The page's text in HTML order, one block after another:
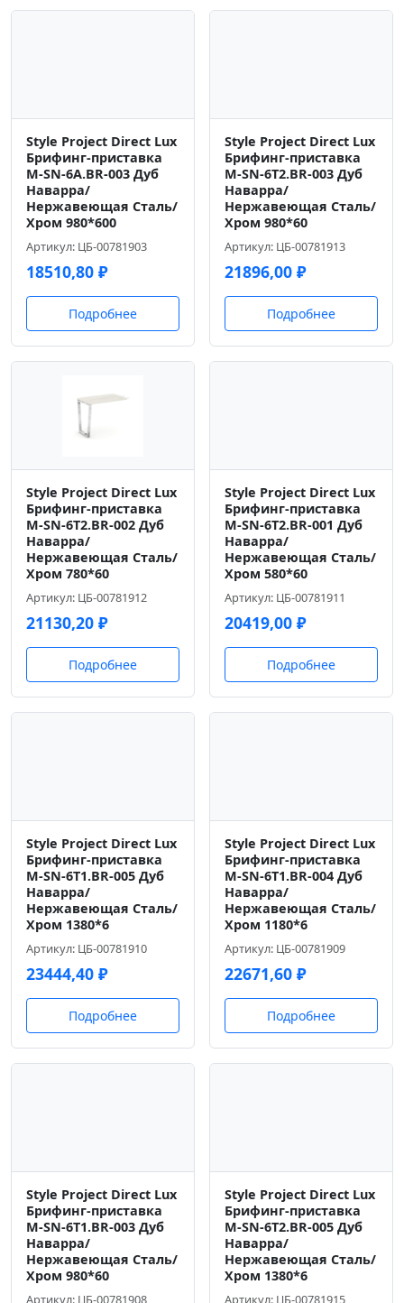
Style Project Direct Lux
Брифинг-приставка
M-SN-6A.BR-003 Дуб
Наварра/
Нержавеющая Сталь/
Хром 980*600
Артикул: ЦБ-00781903
18510,80 ₽
Подробнее
Style Project Direct Lux
Брифинг-приставка
M-SN-6T2.BR-003 Дуб
Наварра/
Нержавеющая Сталь/
Хром 980*60
Артикул: ЦБ-00781913
21896,00 ₽
Подробнее
Style Project Direct Lux
Брифинг-приставка
M-SN-6T2.BR-002 Дуб
Наварра/
Нержавеющая Сталь/
Хром 780*60
Артикул: ЦБ-00781912
21130,20 ₽
Подробнее
Style Project Direct Lux
Брифинг-приставка
M-SN-6T2.BR-001 Дуб
Наварра/
Нержавеющая Сталь/
Хром 580*60
Артикул: ЦБ-00781911
20419,00 ₽
Подробнее
Style Project Direct Lux
Брифинг-приставка
M-SN-6T1.BR-005 Дуб
Наварра/
Нержавеющая Сталь/
Хром 1380*6
Артикул: ЦБ-00781910
23444,40 ₽
Подробнее
Style Project Direct Lux
Брифинг-приставка
M-SN-6T1.BR-004 Дуб
Наварра/
Нержавеющая Сталь/
Хром 1180*6
Артикул: ЦБ-00781909
22671,60 ₽
Подробнее
Style Project Direct Lux
Брифинг-приставка
M-SN-6T1.BR-003 Дуб
Наварра/
Нержавеющая Сталь/
Хром 980*60
Артикул: ЦБ-00781908
Style Project Direct Lux
Брифинг-приставка
M-SN-6T2.BR-005 Дуб
Наварра/
Нержавеющая Сталь/
Хром 1380*6
Артикул: ЦБ-00781915